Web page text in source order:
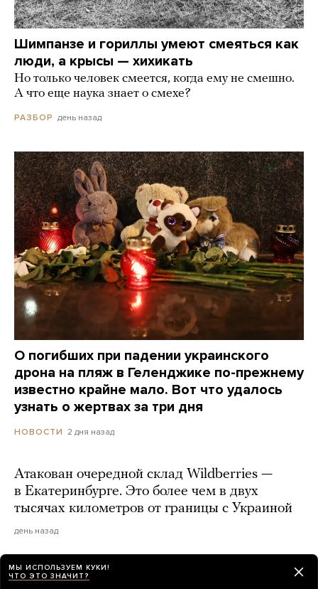
Шимпанзе и гориллы умеют смеяться как
люди, а крысы — хихикать
Но только человек смеется, когда ему не смешно.
А что еще наука знает о смехе?
РАЗБОР день назад
О погибших при падении украинского
дрона на пляж в Геленджике по-прежнему
известно крайне мало. Вот что удалось
узнать о жертвах за три дня
НОВОСТИ 2 дня назад
Атакован очередной склад Wildberries —
в Екатеринбурге. Это более чем в двух
тысячах километров от границы с Украиной
день назад
МЫ ИСПОЛЬЗУЕМ КУКИ!
ЧТО ЭТО ЗНАЧИТ?